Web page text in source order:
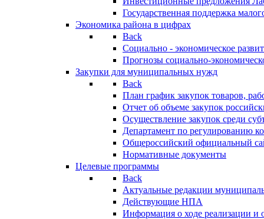
Государственная поддержка
Экономика района в цифрах
Back
Социально - экономическое
Прогнозы социально-
Закупки для муниципальных нужд
Back
План график закупок товаров,
Отчет об объеме закупок
Осуществление закупок среди
Департамент по регулированию
Общероссийский официальный
Нормативные документы
Целевые программы
Back
Актуальные редакции
Действующие НПА
Информация о ходе реализации